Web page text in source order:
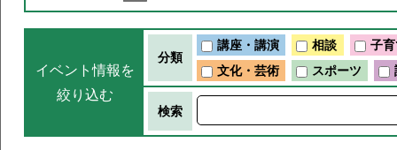
イベント情報を
絞り込む
分類
講座・講演 相談
子
文化・芸術
スポーツ
検索